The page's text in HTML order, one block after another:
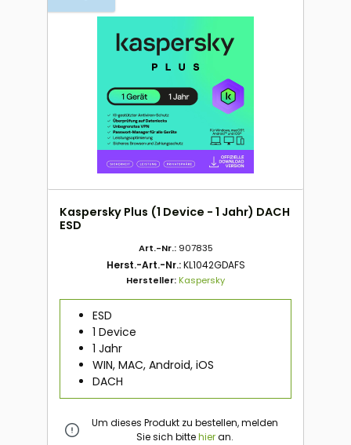
Kaspersky Plus (1 Device - 1 Jahr) DACH
ESD
Art.-Nr.: 907835
Herst.-Art.-Nr.:KL1042GDAFS
Hersteller:Kaspersky
ESD
1 Device
1 Jahr
WIN, MAC, Android, iOS
DACH
Um dieses Produkt zu bestellen, melden
Sie sich bittehieran.